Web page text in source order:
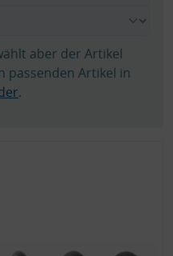
aber der Artikel
passenden Artikel in
.